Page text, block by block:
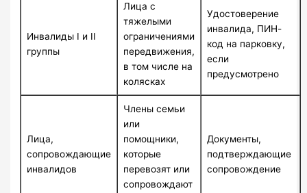
Инвалиды I и II
группы
Лица с
тяжелыми
ограничениями
передвижения,
в том числе на
колясках
Удостоверение
инвалида, ПИН-
код на парковку,
если
предусмотрено
Лица,
сопровождающие
инвалидов
Члены семьи
или
помощники,
которые
перевозят или
сопровождают
Документы,
подтверждающие
сопровождение